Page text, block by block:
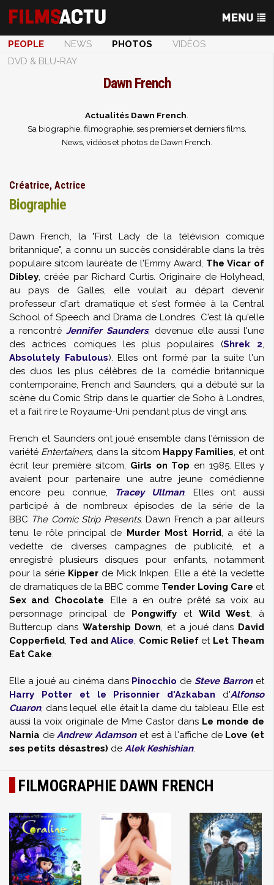
PEOPLE NEWS PHOTOS
VIDÉOS
DVD & BLU-RAY
Dawn French
Actualités Dawn French
Sa biographie, filmographie, ses premiers et derniers films.
News, vidéos et photos de Dawn French.
Créatrice, Actrice
Biographie
Dawn French, la "First Lady de la télévision comique
britannique", a connu un succès considérable dans la très
populaire sitcom lauréate de l'Emmy Award, The Vicar of
Dibley, créée par Richard Curtis. Originaire de Holyhead,
au pays de Galles, elle voulait au départ devenir
professeur d'art dramatique et s'est formée à la Central
School of Speech and Drama de Londres. C'est là qu'elle
a rencontréJennifer Saunders, devenue elle aussi l'une
des actrices comiques les plus populaires (Shrek 2,
Absolutely Fabulous). Elles ont formé par la suite l'un
des duos les plus célèbres de la comédie britannique
contemporaine, French and Saunders, qui a débuté sur la
scène du Comic Strip dans le quartier de Soho à Londres,
et a fait rire le Royaume-Uni pendant plus de vingt ans.
French et Saunders ont joué ensemble dans l'émission de
variété Entertainers, dans la sitcom Happy Families, et ont
écrit leur première sitcom, Girls on Top en 1985. Elles y
avaient pour partenaire une autre jeune comédienne
encore peu connue,
Tracey Ullman. Elles ont aussi
participé à de nombreux épisodes de la série de la
BBC The Comic Strip Presents. Dawn French a par ailleurs
tenu le rôle principal de Murder Most Horrid, a été la
vedette de diverses campagnes de publicité, et a
enregistré plusieurs disques pour enfants, notamment
pour la série Kipper de Mick Inkpen. Elle a été la vedette
de dramatiques de la BBC comme Tender Loving Care et
Sex and Chocolate. Elle a en outre prêté sa voix au
personnage principal de Pongwiffy et Wild West, à
Buttercup dans Watership Down, et a joué dans David
Copperfield, Ted andAlice, Comic Reliefet Let Theam
Eat Cake.
Elle a joué au cinéma dans Pinocchio deSteve Barronet
Harry Potter et le Prisonnier d'Azkaban d'Alfonso
Cuaron, dans lequel elle était la dame du tableau. Elle est
aussi la voix originale de Mme Castor dans Le monde de
Narnia deAndrew Adamsonet est à l'affiche de Love (et
ses petits désastres) de Alek Keshishian.
FILMOGRAPHIE DAWN FRENCH